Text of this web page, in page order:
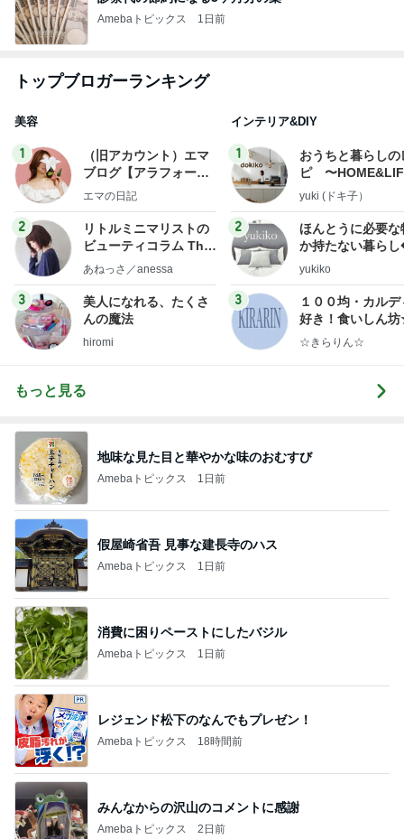
Amebaトピックス 1日前
トップブロガーランキング
美容
1
（旧アカウント）エマ
ブログ【アラフォー会
社売却セカンドライ
エマの日記
2
リトルミニマリストの
ビューティコラム The
little minimalist's bea
あねっさ／anessa
3
美人になれる、たくさ
んの魔法
hiromi
インテリア&DIY
1
おうちと暮らしの
ピ 〜
yuki (ドキ子）
2
ほんとうに必要な
か持たない暮ら
ep Life Simple◆
yukiko
3
１００均・カルデ
好き！食いしん
らりん☆のブログ
☆きらりん☆
もっと見る
地味な見た目と華やかな味のおむすび
Amebaトピックス 1日前
假屋崎省吾 見事な建長寺のハス
Amebaトピックス 1日前
消費に困りペーストにしたバジル
Amebaトピックス 1日前
レジェンド松下のなんでもプレゼン！
Amebaトピックス 18時間前
みんなからの沢山のコメントに感謝
Amebaトピックス 2日前